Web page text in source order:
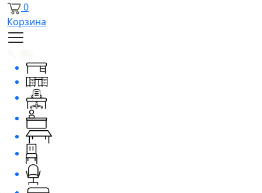
0
Корзина